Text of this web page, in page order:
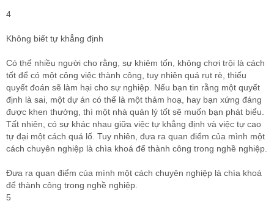
4
Không biết tự khẳng định
Có thể nhiều người cho rằng, sự khiêm tốn, không chơi trội là cách
tốt để có một công việc thành công, tuy nhiên quá rụt rè, thiếu
quyết đoán sẽ làm hại cho sự nghiệp. Nếu bạn tin rằng một quyết
định là sai, một dự án có thể là một thảm hoạ, hay bạn xứng đáng
được khen thưởng, thì một nhà quản lý tốt sẽ muốn bạn phát biểu.
Tất nhiên, có sự khác nhau giữa việc tự khẳng định và việc tự cao
tự đại một cách quá lố. Tuy nhiên, đưa ra quan điểm của mình một
cách chuyên nghiệp là chìa khoá để thành công trong nghề nghiệp.
Đưa ra quan điểm của mình một cách chuyên nghiệp là chìa khoá
để thành công trong nghề nghiệp.
5